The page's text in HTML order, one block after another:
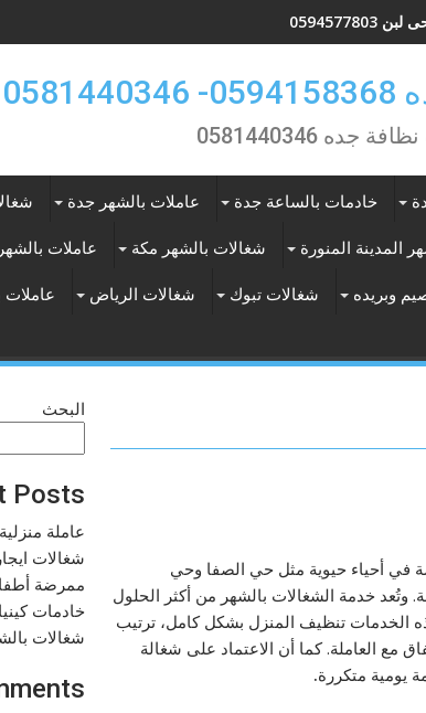
جده 0581440346
خادمات بالساعة جدة عاملات بالشهر جدة
المدينة المنورة شغالات بالشهر مكة عاملات
وبريده شغالات تبوك شغالات الرياض عاملات
في أحياء حيوية مثل حي الصفا وحي
وتُعد خدمة الشغالات بالشهر من أكثر الحلول
هذه الخدمات تنظيف المنزل بشكل كامل، ترتيب
مع العاملة. كما أن الاعتماد على شغالة
يومية متكررة.
البحث
Posts
عاملة منزلية
شغالات ايجار
ممرضة أطفال
خادمات كينيات
شغالات بالشهر